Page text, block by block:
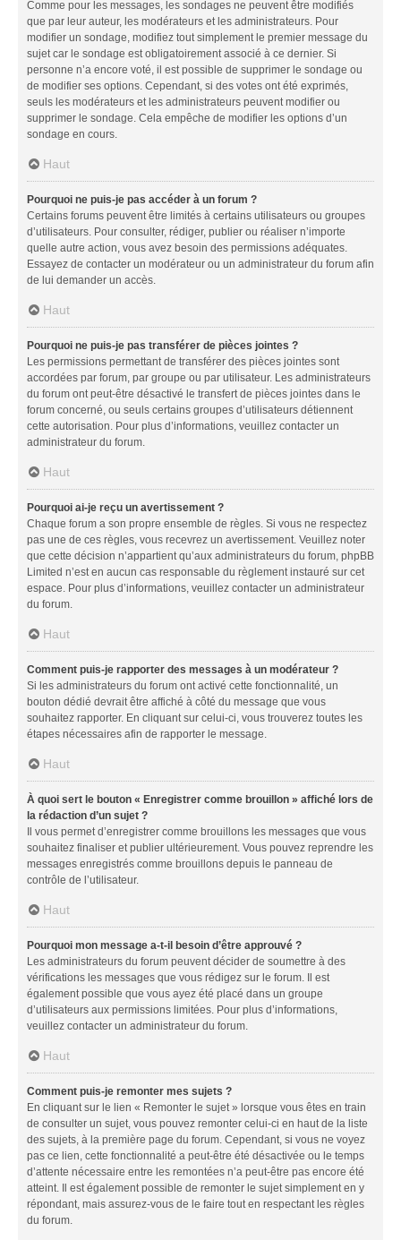
Comme pour les messages, les sondages ne peuvent être modifiés
que par leur auteur, les modérateurs et les administrateurs. Pour
modifier un sondage, modifiez tout simplement le premier message du
sujet car le sondage est obligatoirement associé à ce dernier. Si
personne n’a encore voté, il est possible de supprimer le sondage ou
de modifier ses options. Cependant, si des votes ont été exprimés,
seuls les modérateurs et les administrateurs peuvent modifier ou
supprimer le sondage. Cela empêche de modifier les options d’un
sondage en cours.
Haut
Pourquoi ne puis-je pas accéder à un forum ?
Certains forums peuvent être limités à certains utilisateurs ou groupes
d’utilisateurs. Pour consulter, rédiger, publier ou réaliser n’importe
quelle autre action, vous avez besoin des permissions adéquates.
Essayez de contacter un modérateur ou un administrateur du forum afin
de lui demander un accès.
Haut
Pourquoi ne puis-je pas transférer de pièces jointes ?
Les permissions permettant de transférer des pièces jointes sont
accordées par forum, par groupe ou par utilisateur. Les administrateurs
du forum ont peut-être désactivé le transfert de pièces jointes dans le
forum concerné, ou seuls certains groupes d’utilisateurs détiennent
cette autorisation. Pour plus d’informations, veuillez contacter un
administrateur du forum.
Haut
Pourquoi ai-je reçu un avertissement ?
Chaque forum a son propre ensemble de règles. Si vous ne respectez
pas une de ces règles, vous recevrez un avertissement. Veuillez noter
que cette décision n’appartient qu’aux administrateurs du forum, phpBB
Limited n’est en aucun cas responsable du règlement instauré sur cet
espace. Pour plus d’informations, veuillez contacter un administrateur
du forum.
Haut
Comment puis-je rapporter des messages à un modérateur ?
Si les administrateurs du forum ont activé cette fonctionnalité, un
bouton dédié devrait être affiché à côté du message que vous
souhaitez rapporter. En cliquant sur celui-ci, vous trouverez toutes les
étapes nécessaires afin de rapporter le message.
Haut
À quoi sert le bouton « Enregistrer comme brouillon » affiché lors de
la rédaction d’un sujet ?
Il vous permet d’enregistrer comme brouillons les messages que vous
souhaitez finaliser et publier ultérieurement. Vous pouvez reprendre les
messages enregistrés comme brouillons depuis le panneau de
contrôle de l’utilisateur.
Haut
Pourquoi mon message a-t-il besoin d’être approuvé ?
Les administrateurs du forum peuvent décider de soumettre à des
vérifications les messages que vous rédigez sur le forum. Il est
également possible que vous ayez été placé dans un groupe
d’utilisateurs aux permissions limitées. Pour plus d’informations,
veuillez contacter un administrateur du forum.
Haut
Comment puis-je remonter mes sujets ?
En cliquant sur le lien « Remonter le sujet » lorsque vous êtes en train
de consulter un sujet, vous pouvez remonter celui-ci en haut de la liste
des sujets, à la première page du forum. Cependant, si vous ne voyez
pas ce lien, cette fonctionnalité a peut-être été désactivée ou le temps
d’attente nécessaire entre les remontées n’a peut-être pas encore été
atteint. Il est également possible de remonter le sujet simplement en y
répondant, mais assurez-vous de le faire tout en respectant les règles
du forum.